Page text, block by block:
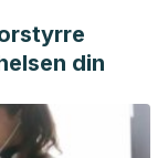
din